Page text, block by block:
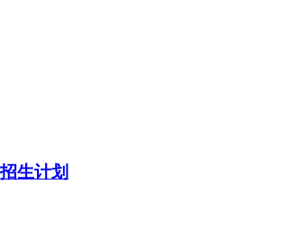
生计划